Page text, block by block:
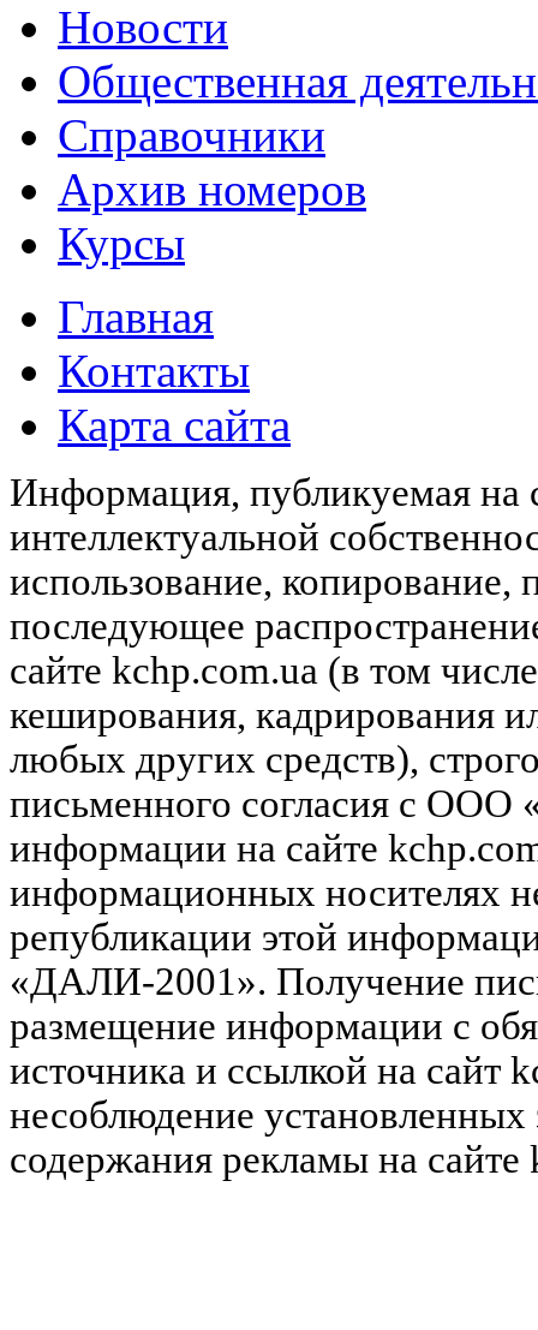
Новости
Общественная
Справочники
Архив номеров
Курсы
Главная
Контакты
Карта сайта
Информация, публикуемая на
интеллектуальной
использование, копирование,
последующее
сайте kchp.com.ua (в том
кеширования, кадрирования
любых других средств),
письменного согласия с
информации на сайте
информационных носителях
републикации этой
«ДАЛИ-2001». Получение
размещение информации с
источника и ссылкой на сайт
несоблюдение установленных
содержания рекламы на сайте